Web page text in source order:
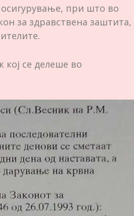
осигурување, при што во
за здравствена заштита,
се делеше во